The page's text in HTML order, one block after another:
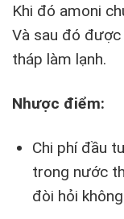
Khi đó amoni
Và sau đó
tháp làm lạnh.
Nhược điểm:
Chi phí đầu
trong nước
đòi hỏi